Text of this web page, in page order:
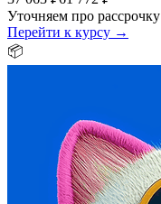
Уточняем про рассрочку
Перейти к курсу →
📦